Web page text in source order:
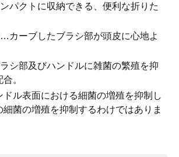
パクトに収納できる、便利な折りた
カーブしたブラシ部が頭皮に心地よ
シ部及びハンドルに雑菌の繁殖を抑
。
ル表面における細菌の増殖を抑制し
細菌の増殖を抑制するわけではありま